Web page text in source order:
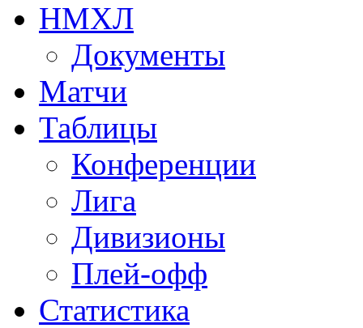
НМХЛ
Документы
Матчи
Таблицы
Конференции
Лига
Дивизионы
Плей-офф
Статистика